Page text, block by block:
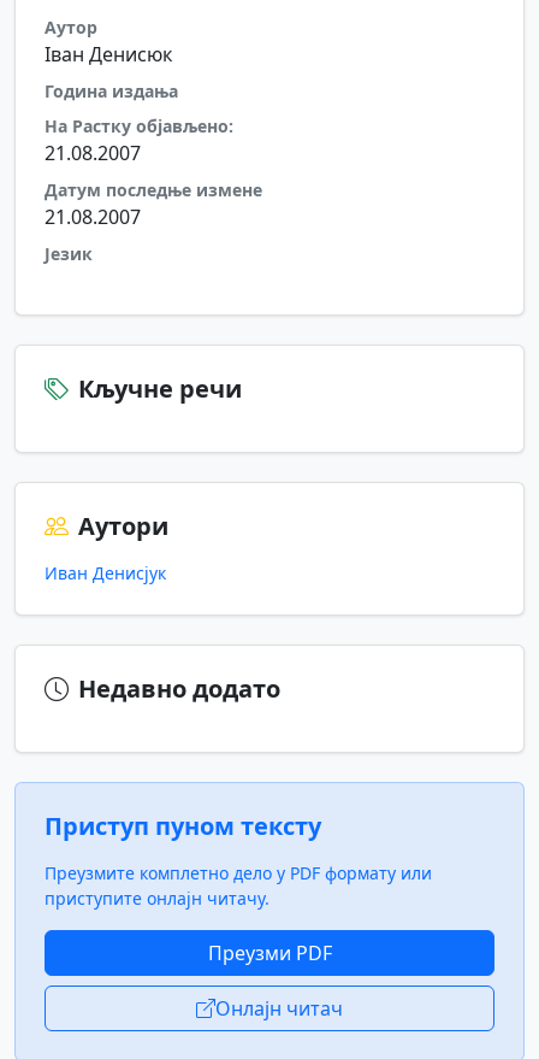
Аутор
Іван Денисюк
Година издања
На Растку објављено:
21.08.2007
Датум последње измене
21.08.2007
Језик
Кључне речи
Аутори
Иван Денисјук
Недавно додато
Приступ пуном тексту
Преузмите комплетно дело у PDF формату или
приступите онлајн читачу.
Преузми PDF
Онлајн читач